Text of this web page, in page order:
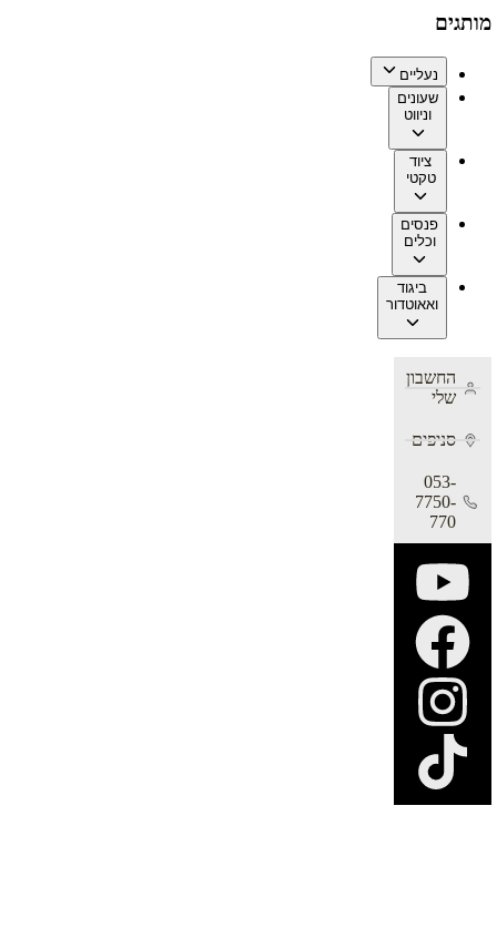
מותגים
נעליים
שעונים
וניווט
ציוד
טקטי
פנסים
וכלים
ביגוד
ואאוטדור
החשבון
שלי
סניפים
053-
7750-
770